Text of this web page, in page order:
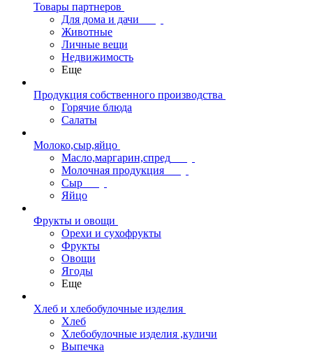
Товары партнеров
Для дома и дачи
Животные
Личные вещи
Недвижимость
Еще
Продукция собственного производства
Горячие блюда
Салаты
Молоко,сыр,яйцо
Масло,маргарин,спред
Молочная продукция
Сыр
Яйцо
Фрукты и овощи
Орехи и сухофрукты
Фрукты
Овощи
Ягоды
Еще
Хлеб и хлебобулочные изделия
Хлеб
Хлебобулочные изделия ,куличи
Выпечка